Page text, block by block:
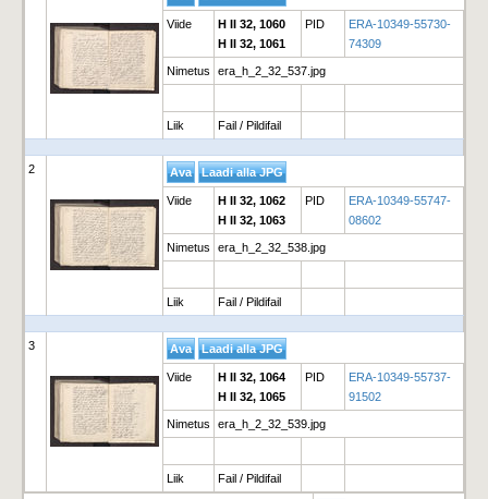
Viide
H II 32, 1060
H II 32, 1061
PID
ERA-10349-55730-
74309
Nimetus era_h_2_32_537.jpg
Liik Fail / Pildifail
2
Viide
H II 32, 1062
H II 32, 1063
PID
ERA-10349-55747-
08602
Nimetus era_h_2_32_538.jpg
Liik Fail / Pildifail
3
Viide
H II 32, 1064
H II 32, 1065
PID
ERA-10349-55737-
91502
Nimetus era_h_2_32_539.jpg
Liik Fail / Pildifail